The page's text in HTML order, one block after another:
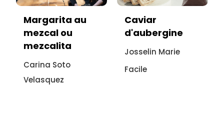
Caviar
d'aubergine
Josselin Marie
Facile
Vitello tonnato
sans viande :
recette
italienne à
l'aubergine